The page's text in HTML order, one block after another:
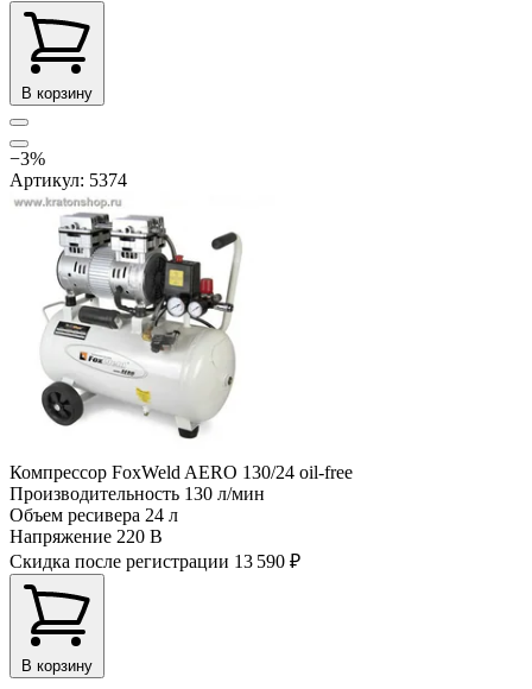
В корзину
−3%
Артикул: 5374
Компрессор FoxWeld AERO 130/24 oil-free
Производительность 130 л/мин
Объем ресивера 24 л
Напряжение 220 В
Скидка после регистрации 13 590 ₽
В корзину